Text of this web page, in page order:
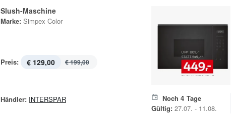
Slush-Maschine
Marke: Simpex Color
Preis: € 129,00 € 199,00
Händler: INTERSPAR Noch 4 Tage
Gültig: 27.07. - 11.08.